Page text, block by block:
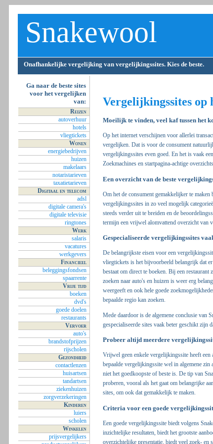
Snakewool
Onafhankelijke vergelijking van vergelijkingssites. Kies de beste.
Vergelijkingssites op
Moeilijk te vinden, veel kaf tussen het
Op het internet verschijnen voor allerlei
vergelijken. Dat is voor de consument
vergelijkingssites even goed. En het is vaak
Zoekmachines en startpagina-achtige
Een overzicht van de beste
Om het de consument gemakkelijker te
vergelijkingssites in zo veel mogelijk
steeds verder uit te breiden en de
termijn een vrijwel alomvattend overzicht van
Gespecialiseerde vergelijkingssites
De belangrijkste eisen voor een
vliegtickets is het bijvoorbeeld belangrijk dat
bestaat om direct te boeken. Bij een
zoeken naar auto's en huizen is weer erg
weergeeft en ook hele goede
bepaalde regio kan zoeken.
Mede daardoor is de algemene conclusie van
gespecialiseerde sites vaak beter geschikt zijn
Probeer altijd meerdere
Vrijwel geen enkele vergelijkingssite heeft een
bepaalde vergelijkingssite wel in algemene
niet het goedkoopste of beste is. De tip van
proberen, vooral als het gaat om belangrijke
sites, om ook dat gemakkelijk te maken.
Criteria voor een goede
Een goede vergelijkingssite biedt volgens
inzichtelijke resultaten, biedt het grootste
overzichtelijke presentatie, biedt veel zoek- en
Ga naar de beste sites
voor het vergelijken
van:
Reizen
autoverhuur
hotels
vliegtickets
Wonen
energiebedrijven
huizen
makelaars
notaristarieven
taxatietarieven
Digitaal en telecom
adsl
digitale camera's
digitale televisie
ringtones
Werk
salaris
vacatures
werkgevers
Financieel
beleggingsfondsen
spaarrente
Vrije tijd
boeken
dvd's
goede doelen
restaurants
Vervoer
auto's
brandstofprijzen
rijscholen
Gezondheid
contactlenzen
huisartsen
tandartsen
ziekenhuizen
zorgverzekeringen
Kinderen
luiers
scholen
Winkelen
prijsvergelijkers